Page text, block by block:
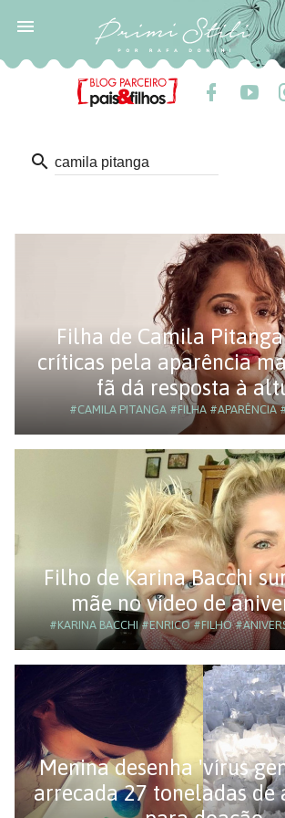

search
Filha de Camila
críticas pela aparência
fã dá resposta à
#CAMILA PITANGA#FILHA#APARÊNCIA
Filho de Karina Bacchi
mãe no vídeo de
#KARINA BACCHI#ENRICO#FILHO
Menina desenha 'vírus
arrecada 27 toneladas de